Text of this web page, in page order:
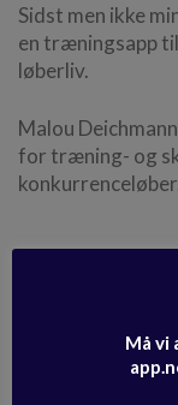
Sidst men ikke
en træningsapp
løberliv.
Malou
for træning- og
Alle øvelser
Må vi